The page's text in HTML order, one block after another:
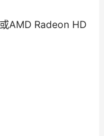
AMD Radeon HD